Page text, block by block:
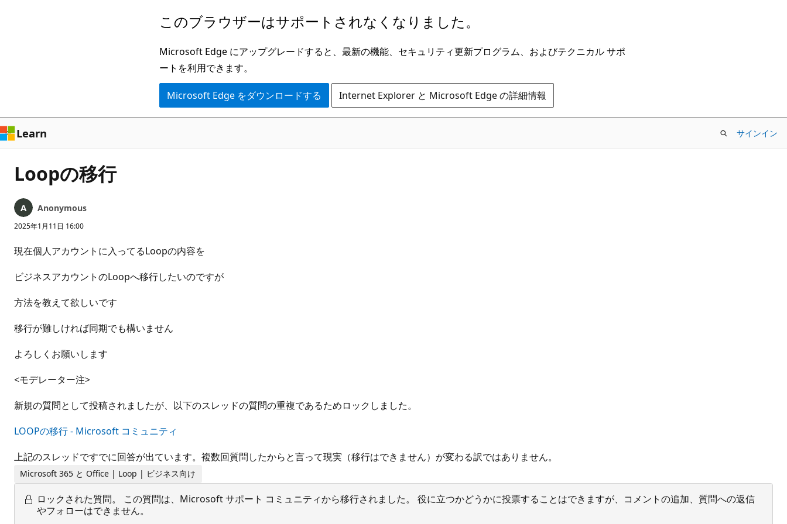
ン
ツ
に
ス
キ
ッ
プ
このブラウザーはサポートされなくなりました。
Microsoft Edge にアップグレードすると、最新の機能、セキュリティ更新プログラム、およびテクニカル サポ
ートを利用できます。
Microsoft Edge をダウンロードする Internet Explorer と Microsoft Edge の詳細情報
Learn サインイン
Loopの移行
Anonymous
2025年1月11日 16:00
現在個人アカウントに入ってるLoopの内容を
ビジネスアカウントのLoopへ移行したいのですが
方法を教えて欲しいです
移行が難しければ同期でも構いません
よろしくお願いします
<モデレーター注>
新規の質問として投稿されましたが、以下のスレッドの質問の重複であるためロックしました。
LOOPの移行 - Microsoft コミュニティ
上記のスレッドですでに回答が出ています。複数回質問したからと言って現実（移行はできません）が変わる訳ではありません。
Microsoft 365 と Office | Loop | ビジネス向け
ロックされた質問。
この質問は、Microsoft サポート コミュニティから移行されました。 役に立つかどうかに投票することはできますが、コメントの追加、質問への返信
やフォローはできません。